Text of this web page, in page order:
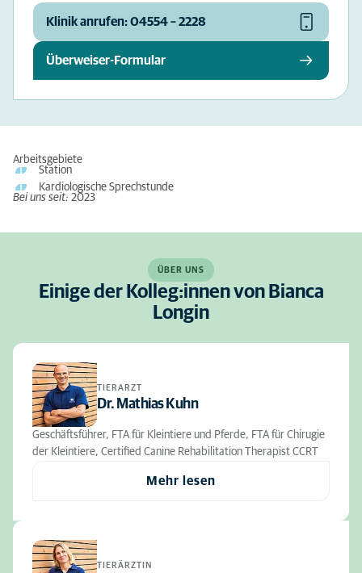
Klinik anrufen: 04554 – 2228
Überweiser-Formular
Arbeitsgebiete
Station
Kardiologische Sprechstunde
Bei uns seit: 2023
ÜBER UNS
Einige der Kolleg:innen von Bianca
Longin
TIERARZT
Dr. Mathias Kuhn
Geschäftsführer, FTA für Kleintiere und Pferde, FTA für Chirugie
der Kleintiere, Certified Canine Rehabilitation Therapist CCRT
Mehr lesen
TIERÄRZTIN